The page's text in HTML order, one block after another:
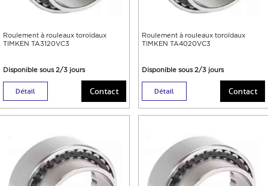
Roulement à rouleaux toroïdaux
TIMKEN TA3120VC3
Disponible sous 2/3 jours
Détail Contact
Roulement à rouleaux toroïdaux
TIMKEN TA4020VC3
Disponible sous 2/3 jours
Détail Contact